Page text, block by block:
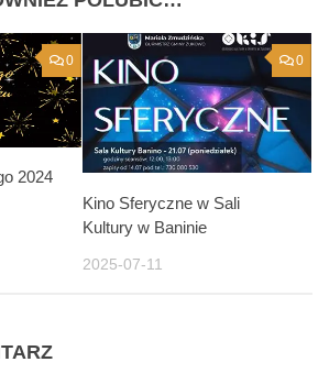
0
2024
0
Kino Sferyczne w Sali
Kultury w Baninie
2025-07-11